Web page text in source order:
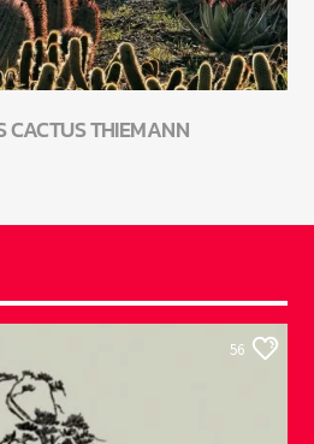
CACTUS THIEMANN
56